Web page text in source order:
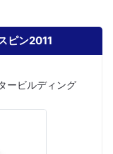
ピン2011
ービルディング